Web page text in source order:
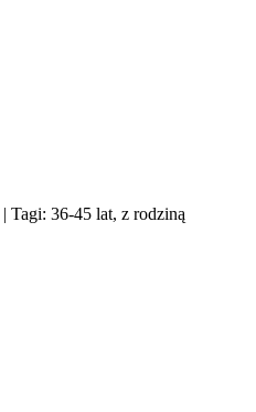
| Tagi: 36-45 lat, z rodziną